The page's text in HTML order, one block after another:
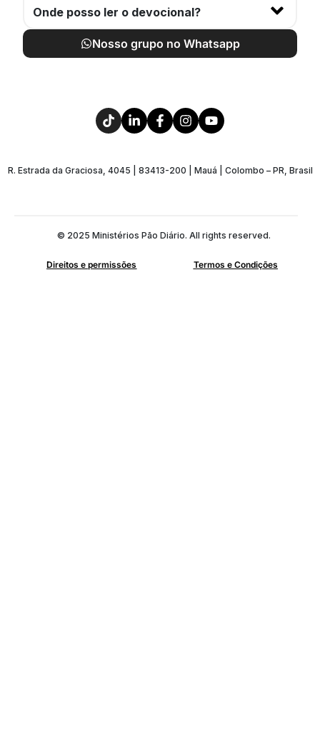
Onde posso ler o devocional?
Nosso grupo no Whatsapp
R. Estrada da Graciosa, 4045 | 83413-200 | Mauá | Colombo – PR, Brasil
© 2025 Ministérios Pão Diário. All rights reserved.
Direitos e permissões Termos e Condições